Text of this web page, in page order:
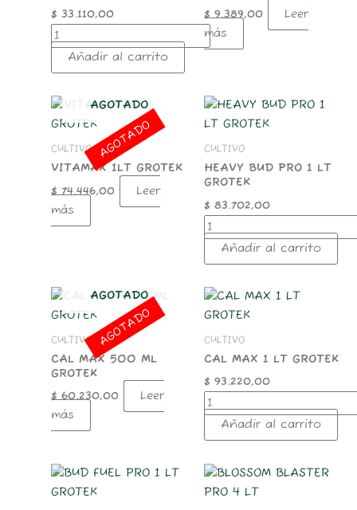
$ 33.110,00
Añadir al carrito
$9.389,00
Leer
más
AGOTADO
CULTIVO
VITAMAX 1LT GROTEK
$74.446,00
Leer
más
AGOTADO CULTIVO
HEAVY BUD PRO 1 LT
GROTEK
$ 83.702,00
HEAVY
BUD
1
LT
GROTEK
cantidad
Añadir al carrito
AGOTADO
CULTIVO
CAL MAX 500 ML
GROTEK
$60.230,00
Leer
más
AGOTADO CULTIVO
CAL MAX 1 LT GROTEK
$ 93.220,00
CAL
MAX
LT
GROTEK
cantidad
Añadir al carrito
BUD
FUEL
BLOSSOM
BLASTER